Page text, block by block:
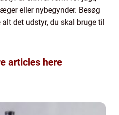
eller nybegynder. Besøg
det udstyr, du skal bruge til
articles here